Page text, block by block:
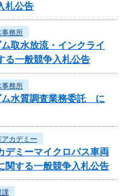
札公告
事務所
水放流・インクライ
一般競争入札公告
事務所
水質調査業務委託 に
アカデミー
デミーマイクロバス車両
関する一般競争入札公告
課